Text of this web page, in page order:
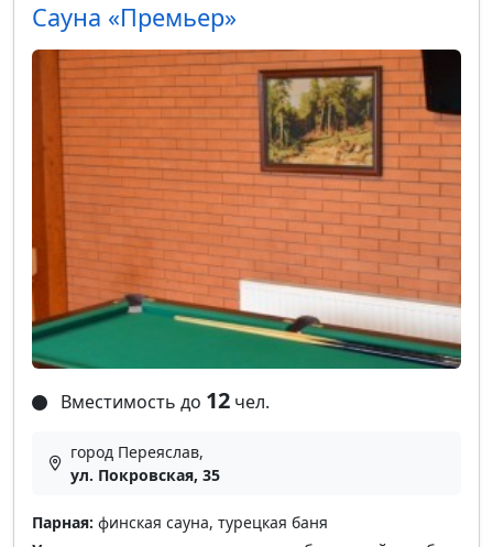
Сауна «Премьер»
Вместимость до 12 чел.
город Переяслав,
ул. Покровская, 35
Парная: финская сауна, турецкая баня